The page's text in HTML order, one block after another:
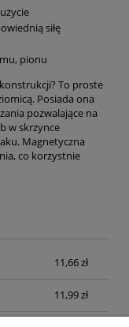
siłę
pionu
To proste
Posiada ona
pozwalające na
w skrzynce
Magnetyczna
co korzystnie
11,66 zł
11,99 zł